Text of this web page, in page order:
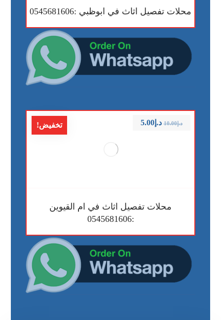
محلات تفصيل اثاث في ابوظبي :0545681606
تخفيض!
محلات تفصيل اثاث في ام القيوين
:0545681606
د.إ10.00 د.إ5.00